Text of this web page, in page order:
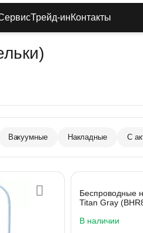
Трейд-инКонтакты
Вакуумные Накладные С
Беспроводные
Titan Gray
В наличии